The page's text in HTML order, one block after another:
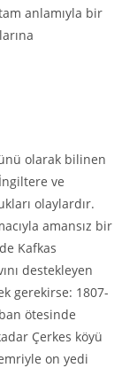
anlamıyla bir
olarak bilinen
ve
olaylardır.
amansız bir
Kafkas
destekleyen
gerekirse: 1807-
ötesinde
Çerkes köyü
on yedi